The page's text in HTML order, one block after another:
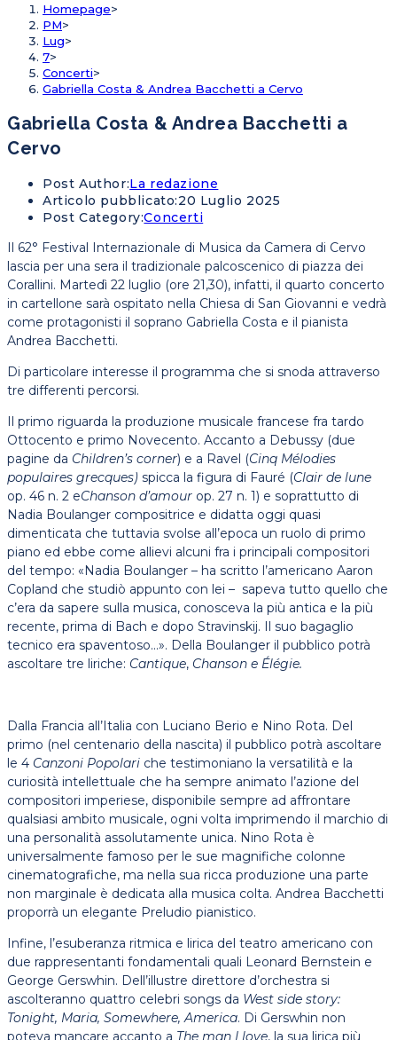
Homepage>
PM>
Lug>
7>
Concerti>
Gabriella Costa & Andrea Bacchetti a Cervo
Gabriella Costa & Andrea Bacchetti a
Cervo
Post Author:La redazione
Articolo pubblicato:20 Luglio 2025
Post Category:Concerti
Il 62° Festival Internazionale di Musica da Camera di Cervo
lascia per una sera il tradizionale palcoscenico di piazza dei
Corallini. Martedì 22 luglio (ore 21,30), infatti, il quarto concerto
in cartellone sarà ospitato nella Chiesa di San Giovanni e vedrà
come protagonisti il soprano Gabriella Costa e il pianista
Andrea Bacchetti.
Di particolare interesse il programma che si snoda attraverso
tre differenti percorsi.
Il primo riguarda la produzione musicale francese fra tardo
Ottocento e primo Novecento. Accanto a Debussy (due
pagine da Children’s corner) e a Ravel (Cinq Mélodies
populaires grecques) spicca la figura di Fauré (Clair de lune
op. 46 n. 2 eChanson d’amour op. 27 n. 1) e soprattutto di
Nadia Boulanger compositrice e didatta oggi quasi
dimenticata che tuttavia svolse all’epoca un ruolo di primo
piano ed ebbe come allievi alcuni fra i principali compositori
del tempo: «Nadia Boulanger – ha scritto l’americano Aaron
Copland che studiò appunto con lei – sapeva tutto quello che
c’era da sapere sulla musica, conosceva la più antica e la più
recente, prima di Bach e dopo Stravinskij. Il suo bagaglio
tecnico era spaventoso…». Della Boulanger il pubblico potrà
ascoltare tre liriche: Cantique, Chanson e Élégie.
Dalla Francia all’Italia con Luciano Berio e Nino Rota. Del
primo (nel centenario della nascita) il pubblico potrà ascoltare
le 4 Canzoni Popolari che testimoniano la versatilità e la
curiosità intellettuale che ha sempre animato l’azione del
compositori imperiese, disponibile sempre ad affrontare
qualsiasi ambito musicale, ogni volta imprimendo il marchio di
una personalità assolutamente unica. Nino Rota è
universalmente famoso per le sue magnifiche colonne
cinematografiche, ma nella sua ricca produzione una parte
non marginale è dedicata alla musica colta. Andrea Bacchetti
proporrà un elegante Preludio pianistico.
Infine, l’esuberanza ritmica e lirica del teatro americano con
due rappresentanti fondamentali quali Leonard Bernstein e
George Gerswhin. Dell’illustre direttore d’orchestra si
ascolteranno quattro celebri songs da West side story:
Tonight, Maria, Somewhere, America. Di Gerswhin non
poteva mancare accanto a The man I love, la sua lirica più